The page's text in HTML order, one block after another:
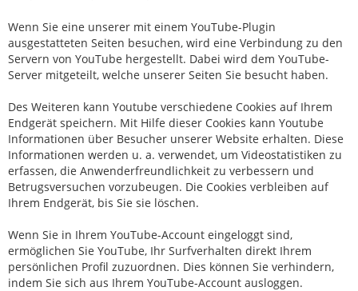
Wenn Sie eine unserer mit einem YouTube-Plugin
ausgestatteten Seiten besuchen, wird eine Verbindung zu den
Servern von YouTube hergestellt. Dabei wird dem YouTube-
Server mitgeteilt, welche unserer Seiten Sie besucht haben.
Des Weiteren kann Youtube verschiedene Cookies auf Ihrem
Endgerät speichern. Mit Hilfe dieser Cookies kann Youtube
Informationen über Besucher unserer Website erhalten. Diese
Informationen werden u. a. verwendet, um Videostatistiken zu
erfassen, die Anwenderfreundlichkeit zu verbessern und
Betrugsversuchen vorzubeugen. Die Cookies verbleiben auf
Ihrem Endgerät, bis Sie sie löschen.
Wenn Sie in Ihrem YouTube-Account eingeloggt sind,
ermöglichen Sie YouTube, Ihr Surfverhalten direkt Ihrem
persönlichen Profil zuzuordnen. Dies können Sie verhindern,
indem Sie sich aus Ihrem YouTube-Account ausloggen.